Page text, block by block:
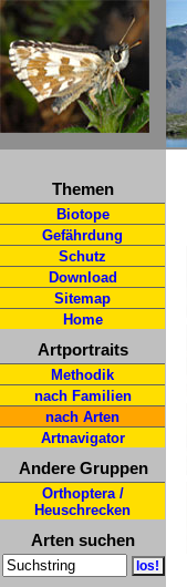
Themen
Biotope
Gefährdung
Schutz
Download
Sitemap
Home
Artportraits
Methodik
nach Familien
nach Arten
Artnavigator
Andere Gruppen
Orthoptera /
Heuschrecken
Arten suchen